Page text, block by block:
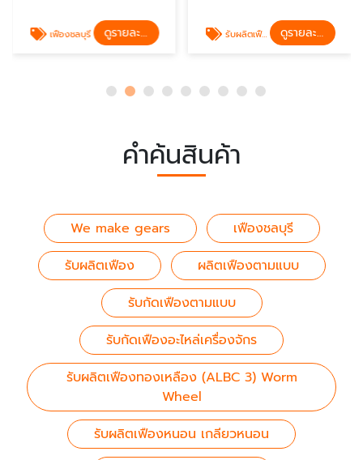
เฟืองชลบุรี ดูรายละเอียด รับผลิตเฟือง ดูรายละเอียด
คำค้นสินค้า
We make gears
เฟืองชลบุรี
รับผลิตเฟือง
ผลิตเฟืองตามแบบ
รับกัดเฟืองตามแบบ
รับกัดเฟืองอะไหล่เครื่องจักร
รับผลิตเฟืองทองเหลือง (ALBC 3) Worm
Wheel
รับผลิตเฟืองหนอน เกลียวหนอน